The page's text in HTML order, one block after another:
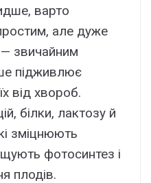
варто
але дуже
звичайним
підживлює
від хвороб.
білки, лактозу й
зміцнюють
фотосинтез і
плодів.